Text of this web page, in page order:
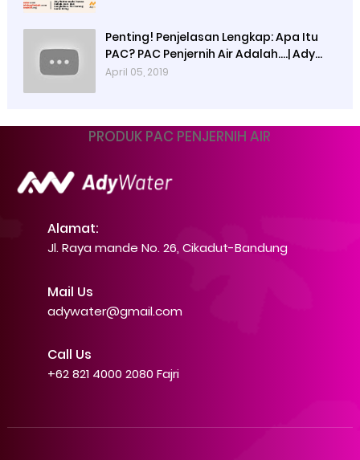
Penting! Penjelasan Lengkap: Apa Itu
PAC? PAC Penjernih Air Adalah....| Ady
Water | 0821 4000 2080
April 05, 2019
PRODUK PAC PENJERNIH AIR
Alamat:
Jl. Raya mande No. 26, Cikadut-Bandung
Mail Us
adywater@gmail.com
Call Us
+62 821 4000 2080 Fajri